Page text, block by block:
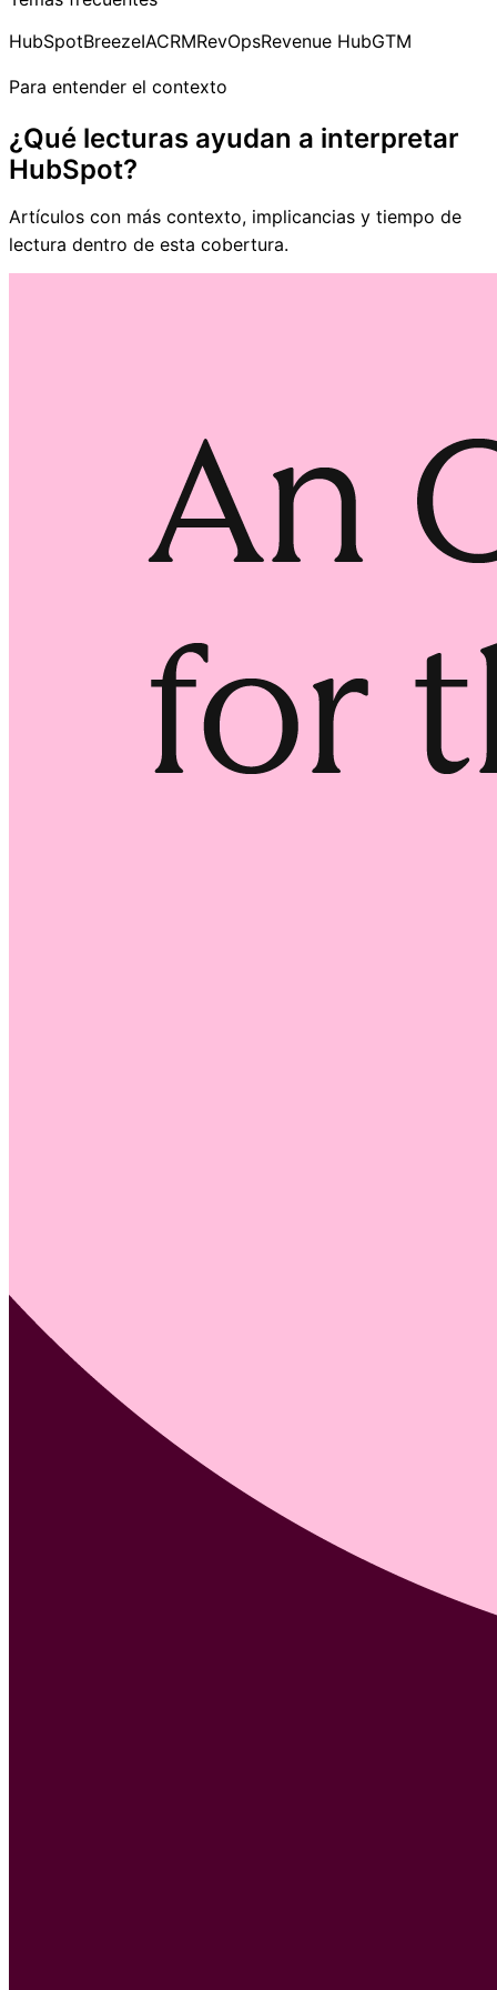
HubSpotBreezeIACRMRevOpsRevenue HubGTM
Para entender el contexto
¿Qué lecturas ayudan a interpretar
HubSpot?
Artículos con más contexto, implicancias y tiempo de
lectura dentro de esta cobertura.